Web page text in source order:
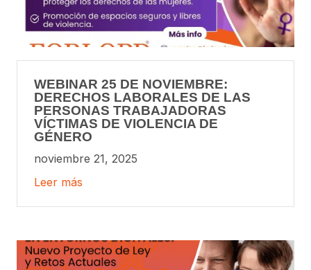
WEBINAR 25 DE NOVIEMBRE:
DERECHOS LABORALES DE LAS
PERSONAS TRABAJADORAS
VÍCTIMAS DE VIOLENCIA DE
GÉNERO
noviembre 21, 2025
Leer más